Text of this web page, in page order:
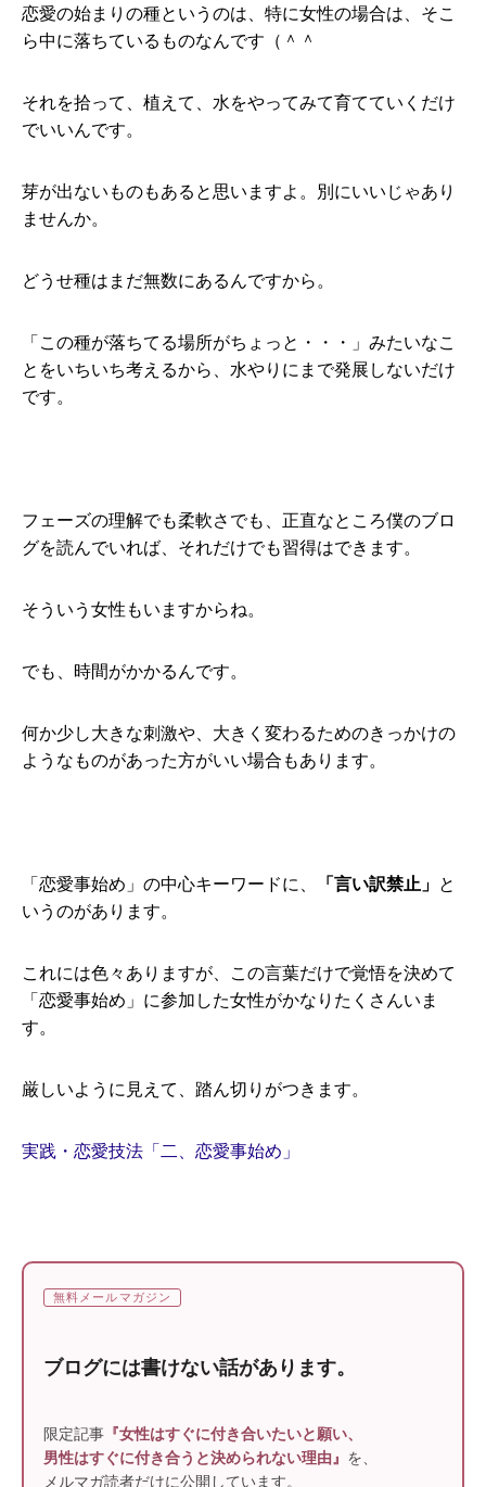
恋愛の始まりの種というのは、特に女性の場合は、そこ
ら中に落ちているものなんです（＾＾
それを拾って、植えて、水をやってみて育てていくだけ
でいいんです。
芽が出ないものもあると思いますよ。別にいいじゃあり
ませんか。
どうせ種はまだ無数にあるんですから。
「この種が落ちてる場所がちょっと・・・」みたいなこ
とをいちいち考えるから、水やりにまで発展しないだけ
です。
フェーズの理解でも柔軟さでも、正直なところ僕のブロ
グを読んでいれば、それだけでも習得はできます。
そういう女性もいますからね。
でも、時間がかかるんです。
何か少し大きな刺激や、大きく変わるためのきっかけの
ようなものがあった方がいい場合もあります。
「恋愛事始め」の中心キーワードに、 「言い訳禁止」 と
いうのがあります。
これには色々ありますが、この言葉だけで覚悟を決めて
「恋愛事始め」に参加した女性がかなりたくさんいま
す。
厳しいように見えて、踏ん切りがつきます。
実践・恋愛技法「二、恋愛事始め」
無料メールマガジン
ブログには書けない話があります。
限定記事 『女性はすぐに付き合いたいと願い、
男性はすぐに付き合うと決められない理由』 を、
メルマガ読者だけに公開しています。